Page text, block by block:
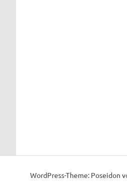
WordPress-Theme: Poseidon